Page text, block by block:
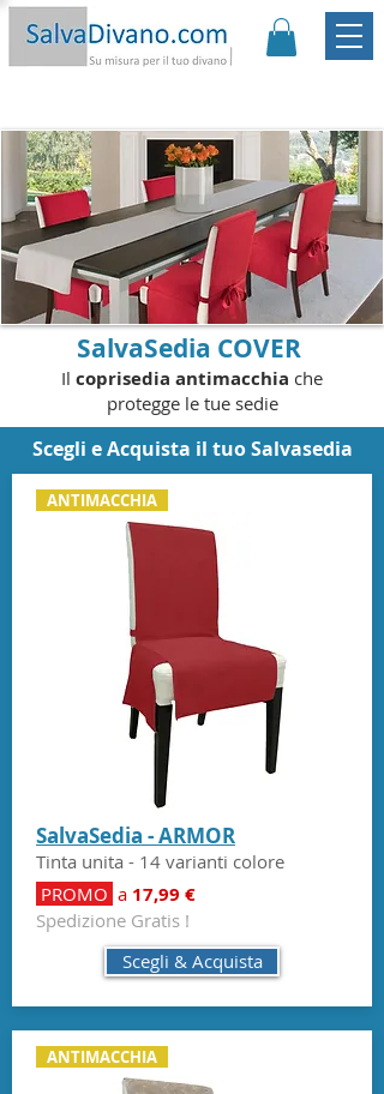
SalvaSedia COVER
Il coprisedia antimacchia che
protegge le tue sedie
Scegli e Acquista il tuo Salvasedia
ANTIMACCHIA
SalvaSedia - ARMOR
Tinta unita - 14 varianti colore
PROMO a 17,99 €
Spedizione Gratis !
Scegli & Acquista
ANTIMACCHIA